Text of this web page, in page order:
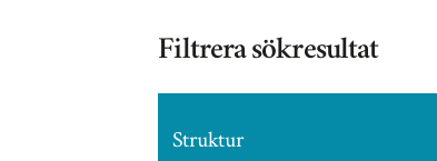
Filtrera sökresultat
Struktur